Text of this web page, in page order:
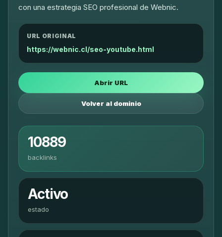
con una estrategia SEO profesional de Webnic.
URL ORIGINAL
https://webnic.cl/seo-youtube.html
Abrir URL
Volver al dominio
10889
backlinks
Activo
estado